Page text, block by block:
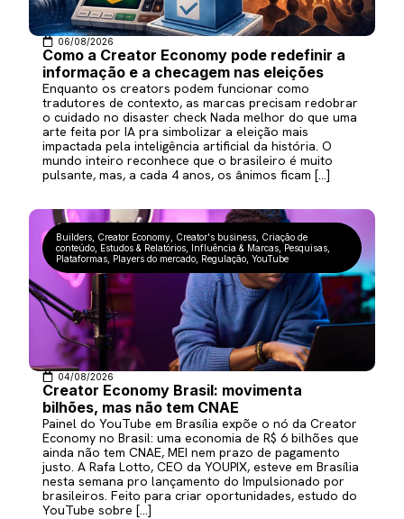
06/08/2026
Como a Creator Economy pode redefinir a
informação e a checagem nas eleições
Enquanto os creators podem funcionar como
tradutores de contexto, as marcas precisam redobrar
o cuidado no disaster check Nada melhor do que uma
arte feita por IA pra simbolizar a eleição mais
impactada pela inteligência artificial da história. O
mundo inteiro reconhece que o brasileiro é muito
pulsante, mas, a cada 4 anos, os ânimos ficam […]
Builders Creator Economy Creator's business Criação de
conteúdo Estudos & Relatórios Influência & Marcas Pesquisas
Plataformas Players do mercado Regulação ,YouTube
04/08/2026
Creator Economy Brasil: movimenta
bilhões, mas não tem CNAE
Painel do YouTube em Brasília expõe o nó da Creator
Economy no Brasil: uma economia de R$ 6 bilhões que
ainda não tem CNAE, MEI nem prazo de pagamento
justo. A Rafa Lotto, CEO da YOUPIX, esteve em Brasília
nesta semana pro lançamento do Impulsionado por
brasileiros. Feito para criar oportunidades, estudo do
YouTube sobre […]